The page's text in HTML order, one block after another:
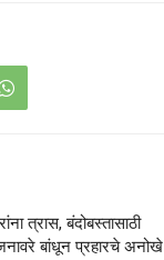
त्रास, बंदोबस्तासाठी
बांधून प्रहारचे अनोखे